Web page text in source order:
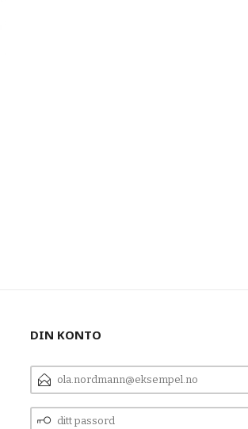
DIN KONTO
E-
POSTADRESSE
DITT